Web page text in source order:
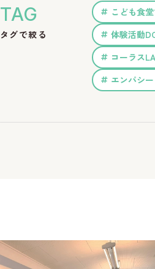
TAG
タグで絞る
こども食
体験活動
コーラス
エンパシ